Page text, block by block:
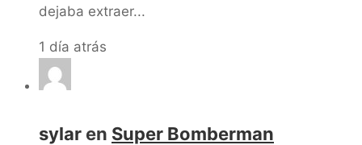
dejaba extraer...
1 día atrás
sylar en Super Bomberman